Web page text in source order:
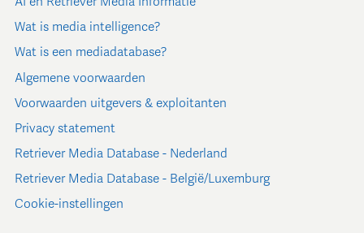
Wat is media intelligence?
Wat is een mediadatabase?
Algemene voorwaarden
Voorwaarden uitgevers & exploitanten
Privacy statement
Retriever Media Database - Nederland
Retriever Media Database - België/Luxemburg
Cookie-instellingen